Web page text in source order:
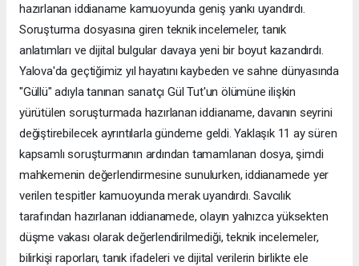
hazırlanan iddianame kamuoyunda geniş yankı uyandırdı.
Soruşturma dosyasına giren teknik incelemeler, tanık
anlatımları ve dijital bulgular davaya yeni bir boyut kazandırdı.
Yalova'da geçtiğimiz yıl hayatını kaybeden ve sahne dünyasında
"Güllü" adıyla tanınan sanatçı Gül Tut'un ölümüne ilişkin
yürütülen soruşturmada hazırlanan iddianame, davanın seyrini
değiştirebilecek ayrıntılarla gündeme geldi. Yaklaşık 11 ay süren
kapsamlı soruşturmanın ardından tamamlanan dosya, şimdi
mahkemenin değerlendirmesine sunulurken, iddianamede yer
verilen tespitler kamuoyunda merak uyandırdı. Savcılık
tarafından hazırlanan iddianamede, olayın yalnızca yüksekten
düşme vakası olarak değerlendirilmediği, teknik incelemeler,
bilirkişi raporları, tanık ifadeleri ve dijital verilerin birlikte ele